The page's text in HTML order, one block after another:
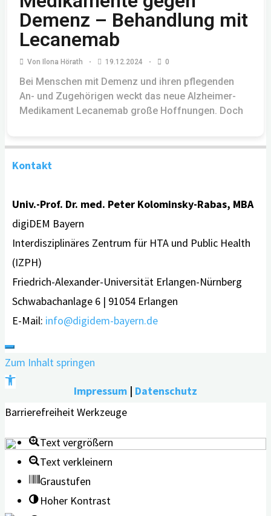
Demenz – Behandlung mit
Lecanemab
Von Ilona Hörath 19.12.2024 0
Bei Menschen mit Demenz und ihren pflegenden
An- und Zugehörigen weckt das neue Alzheimer-
Medikament Lecanemab große Hoffnungen. Doch
Kontakt
Univ.-Prof. Dr. med. Peter Kolominsky-Rabas, MBA
digiDEM Bayern
Interdisziplinäres Zentrum für HTA und Public Health
(IZPH)
Friedrich-Alexander-Universität Erlangen-Nürnberg
Schwabachanlage 6 | 91054 Erlangen
E-Mail: info@digidem-bayern.de
Impressum | Datenschutz
Zum Inhalt springen
Werkzeugleiste
Barrierefreiheit Werkzeuge
Text vergrößern
Text verkleinern
Graustufen
Hoher Kontrast